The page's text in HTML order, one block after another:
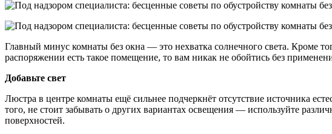
Главный минус комнаты без окна — это нехватка солнечного света. Кроме
распоряжении есть такое помещение, то вам никак не обойтись без
Добавьте свет
Люстра в центре комнаты ещё сильнее подчеркнёт отсутствие источника
того, не стоит забывать о других вариантах освещения — используйте
поверхностей.